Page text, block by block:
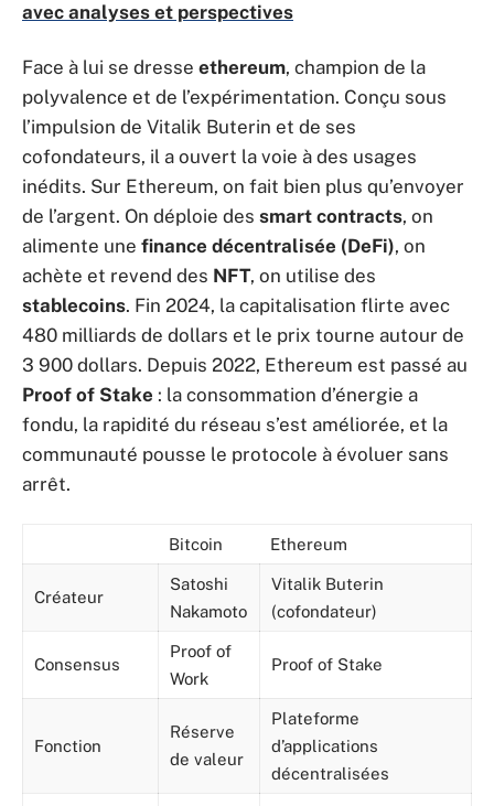
avec analyses et perspectives
Face à lui se dresse ethereum, champion de la
polyvalence et de l’expérimentation. Conçu sous
l’impulsion de Vitalik Buterin et de ses
cofondateurs, il a ouvert la voie à des usages
inédits. Sur Ethereum, on fait bien plus qu’envoyer
de l’argent. On déploie des smart contracts, on
alimente une finance décentralisée (DeFi), on
achète et revend des NFT, on utilise des
stablecoins. Fin 2024, la capitalisation flirte avec
480 milliards de dollars et le prix tourne autour de
3 900 dollars. Depuis 2022, Ethereum est passé au
Proof of Stake : la consommation d’énergie a
fondu, la rapidité du réseau s’est améliorée, et la
communauté pousse le protocole à évoluer sans
arrêt.
Bitcoin Ethereum
Créateur
Satoshi
Nakamoto
Vitalik Buterin
(cofondateur)
Consensus
Proof of
Work
Proof of Stake
Fonction
Réserve
de valeur
Plateforme
d’applications
décentralisées